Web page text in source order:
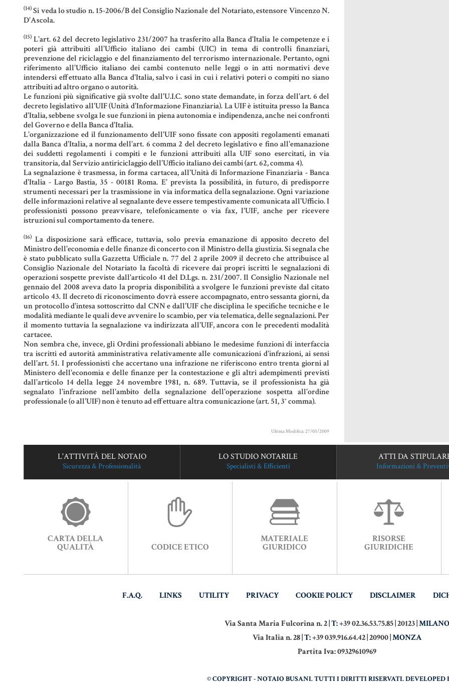
(14) Si veda lo studio n. 15-2006/B del Consiglio Nazionale del Notariato, estensore Vincenzo N.
D'Ascola.
(15) L'art. 62 del decreto legislativo 231/2007 ha trasferito alla Banca d'Italia le competenze e i
poteri già attribuiti all'Ufficio italiano dei cambi (UIC) in tema di controlli finanziari,
prevenzione del riciclaggio e del finanziamento del terrorismo internazionale. Pertanto, ogni
riferimento all'Ufficio italiano dei cambi contenuto nelle leggi o in atti normativi deve
intendersi effettuato alla Banca d'Italia, salvo i casi in cui i relativi poteri o compiti no siano
attribuiti ad altro organo o autorità.
Le funzioni più significative già svolte dall'U.I.C. sono state demandate, in forza dell'art. 6 del
decreto legislativo all'UIF (Unità d'Informazione Finanziaria). La UIF è istituita presso la Banca
d'Italia, sebbene svolga le sue funzioni in piena autonomia e indipendenza, anche nei confronti
del Governo e della Banca d'Italia.
L'organizzazione ed il funzionamento dell'UIF sono fissate con appositi regolamenti emanati
dalla Banca d'Italia, a norma dell'art. 6 comma 2 del decreto legislativo e fino all'emanazione
dei suddetti regolamenti i compiti e le funzioni attribuiti alla UIF sono esercitati, in via
transitoria, dal Servizio antiriciclaggio dell'Ufficio italiano dei cambi (art. 62, comma 4).
La segnalazione è trasmessa, in forma cartacea, all'Unità di Informazione Finanziaria - Banca
d'Italia - Largo Bastia, 35 - 00181 Roma. E' prevista la possibilità, in futuro, di predisporre
strumenti necessari per la trasmissione in via informatica della segnalazione. Ogni variazione
delle informazioni relative al segnalante deve essere tempestivamente comunicata all'Ufficio. I
professionisti possono preavvisare, telefonicamente o via fax, l'UIF, anche per ricevere
istruzioni sul comportamento da tenere.
(16) La disposizione sarà efficace, tuttavia, solo previa emanazione di apposito decreto del
Ministro dell'economia e delle finanze di concerto con il Ministro della giustizia. Si segnala che
è stato pubblicato sulla Gazzetta Ufficiale n. 77 del 2 aprile 2009 il decreto che attribuisce al
Consiglio Nazionale del Notariato la facoltà di ricevere dai propri iscritti le segnalazioni di
operazioni sospette previste dall'articolo 41 del D.Lgs. n. 231/2007. Il Consiglio Nazionale nel
gennaio del 2008 aveva dato la propria disponibilità a svolgere le funzioni previste dal citato
articolo 43. Il decreto di riconoscimento dovrà essere accompagnato, entro sessanta giorni, da
un protocollo d'intesa sottoscritto dal CNN e dall'UIF che disciplina le specifiche tecniche e le
modalità mediante le quali deve avvenire lo scambio, per via telematica, delle segnalazioni. Per
il momento tuttavia la segnalazione va indirizzata all'UIF, ancora con le precedenti modalità
cartacee.
Non sembra che, invece, gli Ordini professionali abbiano le medesime funzioni di interfaccia
tra iscritti ed autorità amministrativa relativamente alle comunicazioni d'infrazioni, ai sensi
dell'art. 51. I professionisti che accertano una infrazione ne riferiscono entro trenta giorni al
Ministero dell'economia e delle finanze per la contestazione e gli altri adempimenti previsti
dall'articolo 14 della legge 24 novembre 1981, n. 689. Tuttavia, se il professionista ha già
segnalato l'infrazione nell'ambito della segnalazione dell'operazione sospetta all'ordine
professionale (o all'UIF) non è tenuto ad effettuare altra comunicazione (art. 51, 3° comma).
Ultima Modifica: 27/05/2009
L'ATTIVITÀ DEL NOTAIO
Sicurezza & Professionalità
LO STUDIO NOTARILE
Specialisti & Efficienti
ATTI DA
Informazioni &
CARTA DELLA
QUALITÀ CODICE ETICO
MATERIALE
GIURIDICO
RISORSE
GIURIDICHE
F.A.Q. LINKS UTILITY PRIVACY COOKIE POLICY DISCLAIMER
Via Santa Maria Fulcorina n. 2 |T:+39 02.36.53.75.85 | 20123 |MILANO
Via Italia n. 28 |T:+39 039.916.64.42 | 20900 |MONZA
Partita Iva: 09329610969
© COPYRIGHT - NOTAIO BUSANI. TUTTI I DIRITTI RISERVATI. DEVELOPED